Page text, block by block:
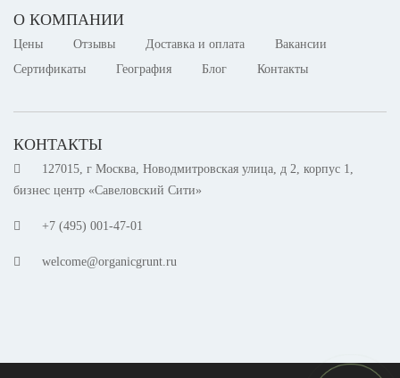
О КОМПАНИИ
Цены Отзывы Доставка и оплата
Вакансии
Сертификаты
География Блог Контакты
КОНТАКТЫ
127015, г Москва, Новодмитровская улица, д 2, корпус 1,
бизнес центр «Савеловский Сити»
+7 (495) 001-47-01
welcome@organicgrunt.ru